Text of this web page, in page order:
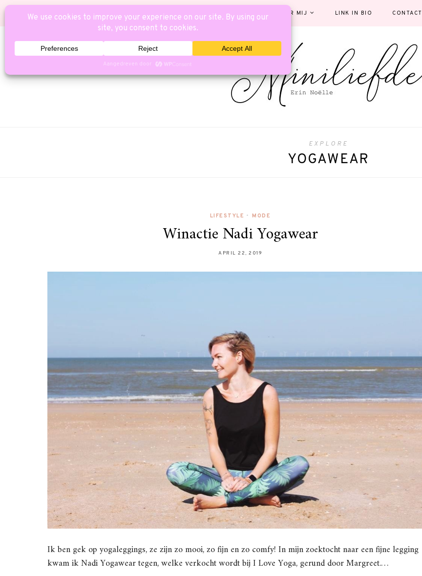
CATEGORIEËN OVER MIJ LINK IN BIO CONTACT
EXPLORE
YOGAWEAR
LIFESTYLE • MODE
Winactie Nadi Yogawear
APRIL 22, 2019
Ik ben gek op yogaleggings, ze zijn zo mooi, zo fijn en zo comfy! In mijn zoektocht naar een fijne legging
kwam ik Nadi Yogawear tegen, welke verkocht wordt bij I Love Yoga, gerund door Margreet.…